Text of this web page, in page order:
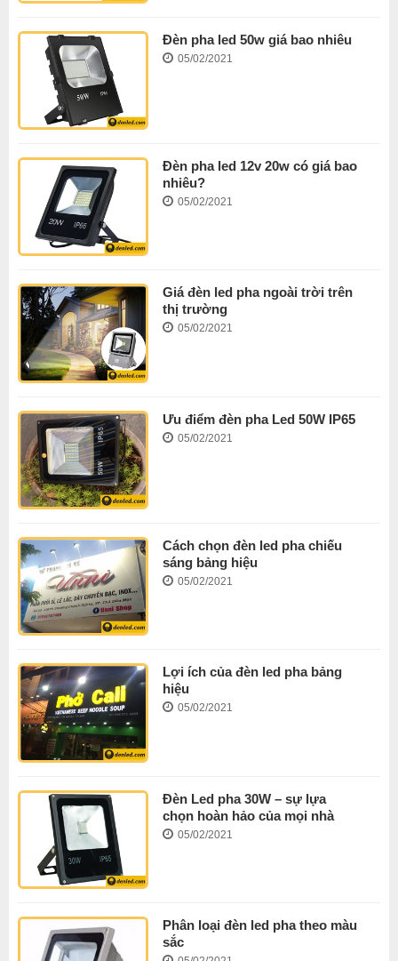
Đèn pha led 50w giá bao nhiêu
05/02/2021
Đèn pha led 12v 20w có giá bao
nhiêu?
05/02/2021
Giá đèn led pha ngoài trời trên
thị trường
05/02/2021
Ưu điểm đèn pha Led 50W IP65
05/02/2021
Cách chọn đèn led pha chiếu
sáng bảng hiệu
05/02/2021
Lợi ích của đèn led pha bảng
hiệu
05/02/2021
Đèn Led pha 30W – sự lựa
chọn hoàn hảo của mọi nhà
05/02/2021
Phân loại đèn led pha theo màu
sắc